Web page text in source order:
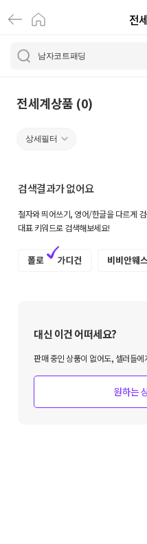
전
세
상
로
켓
전
전세계상품 (0)
상세필터
검색결과가 없어요
철자와 띄어쓰기, 영어/한글을 다르게
대표 키워드로 검색해보세요!
대신 이건 어떠세요?
판매 중인 상품이 없어도, 셀러들
원하는